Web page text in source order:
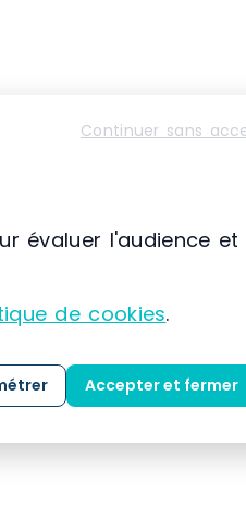
Acier
Continuer sans
évaluer l'audience et
de cookies.
Accepter et fermer